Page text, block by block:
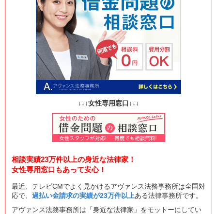
↓↓↓女性専用窓口↓↓↓
相談実績23万件以上の身近な法律家！
女性専用窓口もあって安心！
最近、テレビCMでよく見かけるアヴァンス法務事務所は全国対
応で、 過払い金請求の実績が23万件以上ある法律事務所です。
アヴァンス法務事務所は「身近な法律家」をモットーにしてい